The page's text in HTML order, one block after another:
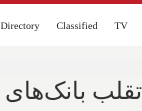
Directory Classified TV
Directory Classified TV
تقلب بانک‌های